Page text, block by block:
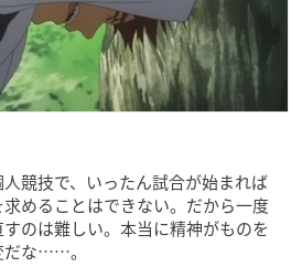
競技で、いったん試合が始まれば
めることはできない。だから一度
のは難しい。本当に精神がものを
だな……。